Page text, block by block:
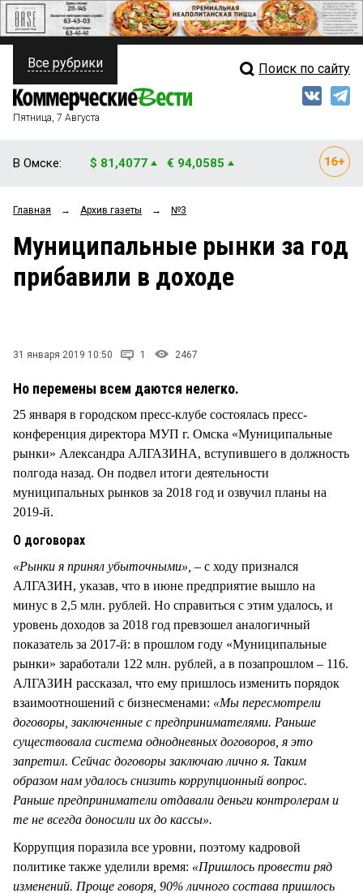
ПОЛИТИКА
ФИНАНСЫ
ОБЩЕСТВО
ЗАКОН
НОВОСТИ КОМПАНИЙ
СТИЛЬ ЖИЗНИ
Свежий выпуск
Рейтинги
Блоги
Все рубрики Поиск по сайту
Пятница, 7 Августа
В Омске: $ 81,4077 € 94,0585
Главная → Архив газеты → №3
Муниципальные рынки за год
прибавили в доходе
31 января 2019 10:50 1 2467
Но перемены всем даются нелегко.
25 января в городском пресс-клубе состоялась пресс-
конференция директора МУП г. Омска «Муниципальные
рынки» Александра АЛГАЗИНА, вступившего в должность
полгода назад. Он подвел итоги деятельности
муниципальных рынков за 2018 год и озвучил планы на
2019-й.
О договорах
«Рынки я принял убыточными», – с ходу признался
АЛГАЗИН, указав, что в июне предприятие вышло на
минус в 2,5 млн. рублей. Но справиться с этим удалось, и
уровень доходов за 2018 год превзошел аналогичный
показатель за 2017-й: в прошлом году «Муниципальные
рынки» заработали 122 млн. рублей, а в позапрошлом – 116.
АЛГАЗИН рассказал, что ему пришлось изменить порядок
взаимоотношений с бизнесменами: «Мы пересмотрели
договоры, заключенные с предпринимателями. Раньше
существовала система однодневных договоров, я это
запретил. Сейчас договоры заключаю лично я. Таким
образом нам удалось снизить коррупционный вопрос.
Раньше предприниматели отдавали деньги контролерам и
те не всегда доносили их до кассы».
Коррупция поразила все уровни, поэтому кадровой
политике также уделили время: «Пришлось провести ряд
изменений. Проще говоря, 90% личного состава пришлось